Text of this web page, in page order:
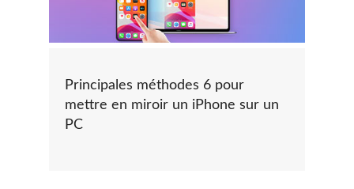
Principales méthodes 6 pour
mettre en miroir un iPhone sur un
PC